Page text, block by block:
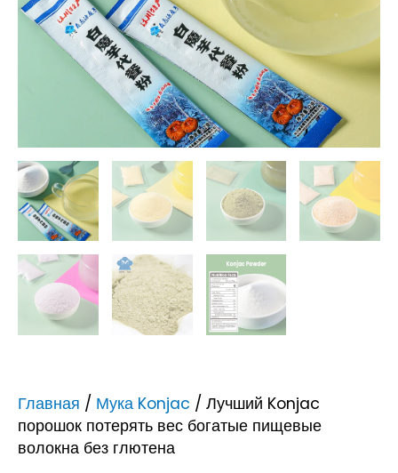
Главная / Мука Konjac / Лучший Konjac
порошок потерять вес богатые пищевые
волокна без глютена